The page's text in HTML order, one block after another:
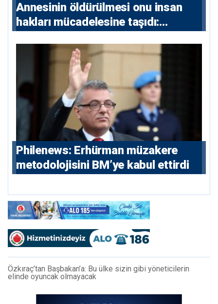
Annesinin öldürülmesi onu insan
hakları mücadelesine taşıdı:
hikayesi
Philenews: Erhürman müzakere
metodolojisini BM’ye kabul ettirdi
Özkıraç’tan Başbakan’a: Bu ülke sizin gibi yöneticilerin
elinde oyuncak olmayacak